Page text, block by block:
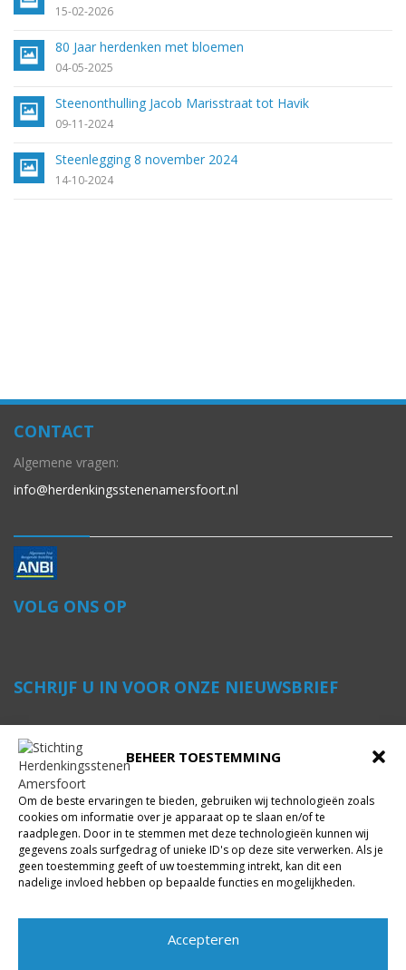
BEHEER TOESTEMMING
Om de beste ervaringen te bieden, gebruiken wij technologieën zoals
cookies om informatie over je apparaat op te slaan en/of te
raadplegen. Door in te stemmen met deze technologieën kunnen wij
gegevens zoals surfgedrag of unieke ID's op deze site verwerken. Als je
geen toestemming geeft of uw toestemming intrekt, kan dit een
nadelige invloed hebben op bepaalde functies en mogelijkheden.
Accepteren
15-02-2026
80 Jaar herdenken met bloemen
04-05-2025
Steenonthulling Jacob Marisstraat tot Havik
09-11-2024
Steenlegging 8 november 2024
14-10-2024
CONTACT
Algemene vragen:
info@herdenkingsstenenamersfoort.nl
VOLG ONS OP
SCHRIJF U IN VOOR ONZE NIEUWSBRIEF
Voornaam
Achternaam*
E-mailadres*